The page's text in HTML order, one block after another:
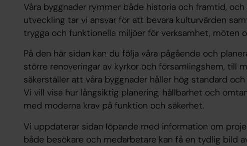
Våra byggnader rymmer både historia och framtid,
utveckling tar vi ansvar för att bevara kulturvärden
trygga och funktionella miljöer för verksamhet, möten
På den här sidan kan du följa våra pågående och
större renoveringar av kyrkor och församlingshem, till
säkerställer att våra byggnader håller hög standard
Vi vill visa hur långsiktig planering, hållbarhet och
med moderna krav på funktion och säkerhet.
Vi uppdaterar sidan löpande med information om
både besökare och medarbetare kan få en tydlig bild